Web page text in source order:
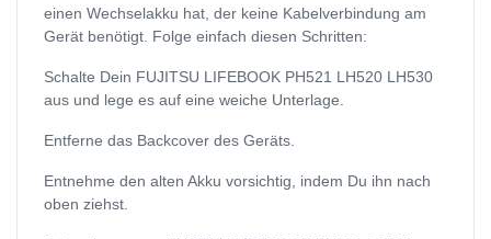
einen Wechselakku hat, der keine Kabelverbindung am
Gerät benötigt. Folge einfach diesen Schritten:
Schalte Dein FUJITSU LIFEBOOK PH521 LH520 LH530
aus und lege es auf eine weiche Unterlage.
Entferne das Backcover des Geräts.
Entnehme den alten Akku vorsichtig, indem Du ihn nach
oben ziehst.